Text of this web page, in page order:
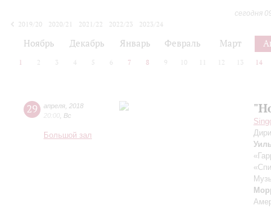
сегодня
2019/20
2020/21 2021/22 2022/23
2023/24
Ноябрь Декабрь Январь Февраль Март
1 2 3 4 5 6 7 8 9 10 12 13 14
29 апреля 2018
20:00 Вс
Большой зал